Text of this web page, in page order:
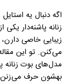
زنانه پاشنه‌دار
زیبایی خاصی
می‌کنن. تو این
بهشون حرف